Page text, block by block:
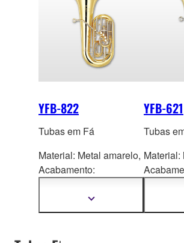
YFB-822
Tubas em Fá
Material: Metal amarelo,
Acabamento:
transparenteMostrar
YFB-621
Tubas
Material:
Acaba